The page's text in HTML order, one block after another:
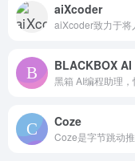
aiXcoder
BLACKBOX AI
Coze